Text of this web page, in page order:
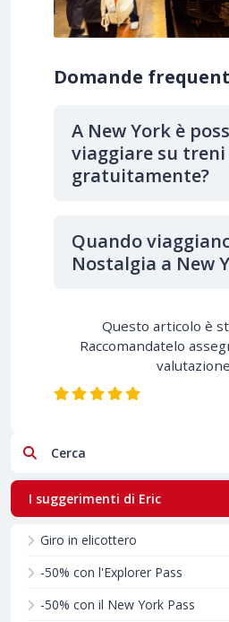
Domande
A New York è
viaggiare su treni
gratuitamente?
Quando
Nostalgia a New
Questo articolo è
Raccomandatelo
Cerca
I suggerimenti di Eric
Giro in elicottero
-50% con l'Explorer Pass
-50% con il New York Pass